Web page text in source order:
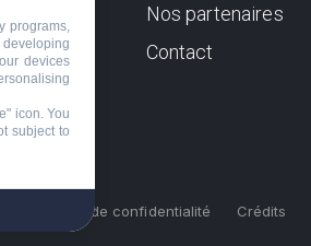
Nos partenaires
Contact
Politique de confidentialité Crédits
programs,
developing
devices
icon. You
subject to